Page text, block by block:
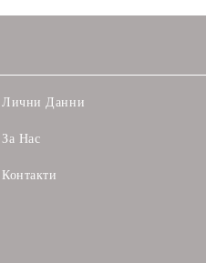
Лични Данни
За Нас
Контакти